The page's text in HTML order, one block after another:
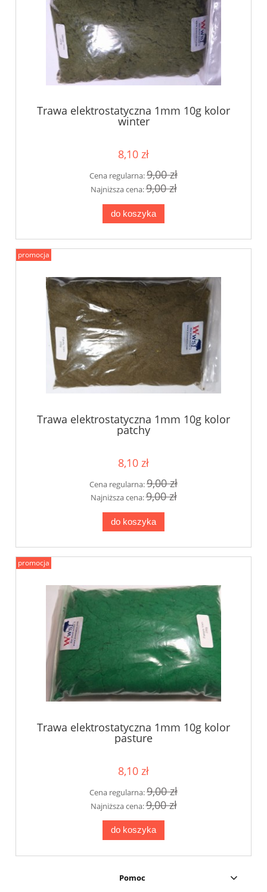
Trawa elektrostatyczna 1mm 10g kolor
winter
8,10 zł
Cena regularna:9,00 zł
Najniższa cena:9,00 zł
do koszyka
Trawa elektrostatyczna 1mm 10g kolor
patchy
8,10 zł
Cena regularna:9,00 zł
Najniższa cena:9,00 zł
do koszyka
promocja
Trawa elektrostatyczna 1mm 10g kolor
pasture
8,10 zł
Cena regularna:9,00 zł
Najniższa cena:9,00 zł
do koszyka
promocja
Pomoc